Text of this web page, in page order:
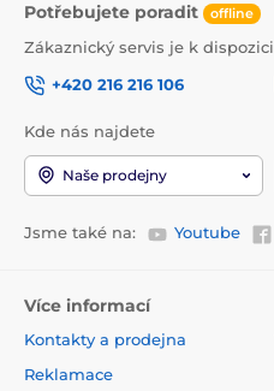
Potřebujete poradit offline
Zákaznický servis je k dispozici
+420 216 216 106
Kde nás najdete
Naše prodejny
Jsme také na: Youtube
Více informací
Kontakty a prodejna
Reklamace